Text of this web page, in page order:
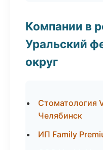
Компании в
Уральский
округ
Стоматология
Челябинск
ИП Family